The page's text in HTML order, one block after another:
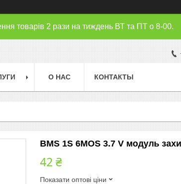
товарів 2 рази на тиждень ВТ та ПТ о 8-00.
О НАС КОНТАКТЫ
BMS 1S 6MOS 3.7 V модуль
42 ₴
Показати оптові ціни